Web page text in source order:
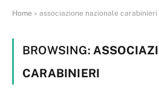
Home » associazione nazionale carabinieri
BROWSING:
CARABINIERI